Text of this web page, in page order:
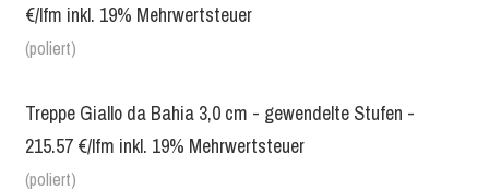
€/lfm inkl. 19% Mehrwertsteuer
(poliert)
Treppe Giallo da Bahia 3,0 cm - gewendelte Stufen -
215.57 €/lfm inkl. 19% Mehrwertsteuer
(poliert)